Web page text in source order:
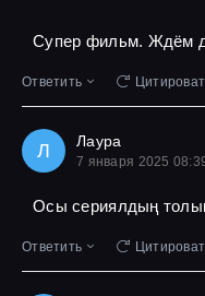
Супер фильм. Ждём
Ответить
Л Лаура
7 января 2025
Осы сериялдың толық
Ответить